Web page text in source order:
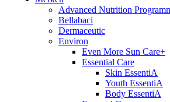
Advanced Nutrition
Bellabaci
Dermaceutic
Environ
Even More Sun Care+
Essential Care
Skin EssentiA
Youth EssentiA
Body EssentiA